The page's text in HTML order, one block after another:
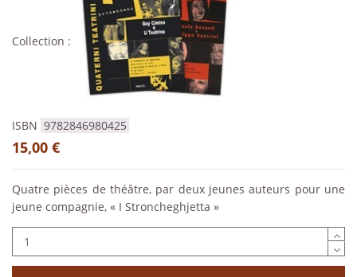
Collection :
ISBN 9782846980425
15,00 €
Quatre pièces de théâtre, par deux jeunes auteurs pour une
jeune compagnie, « I Stroncheghjetta »